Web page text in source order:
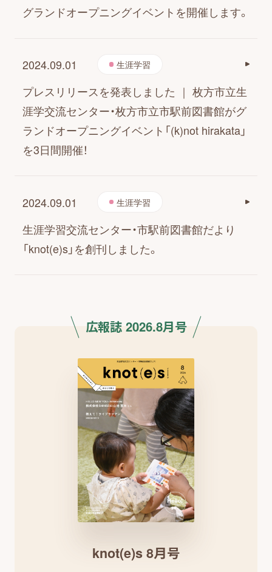
グランドオープニングイベントを開催します。
2024.09.01 生涯学習
プレスリリースを発表しました ｜ 枚方市立生
涯学交流センター・枚方市立市駅前図書館がグ
ランドオープニングイベント「(k)not hirakata」
を3日間開催！
2024.09.01 生涯学習
生涯学習交流センター・市駅前図書館だより
「knot(e)s」を創刊しました。
広報誌 2026.8月号
knot(e)s 8月号